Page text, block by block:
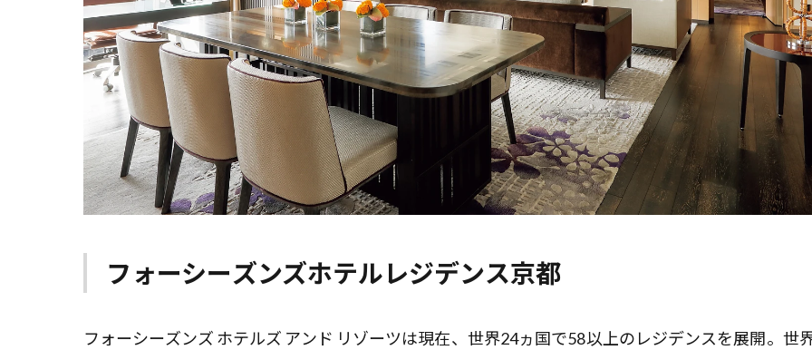
フォーシーズンズホテルレジデンス京都
フォーシーズンズ ホテルズ アンド リゾーツは現在、世界24ヵ国で58以上のレジデンスを展開。世